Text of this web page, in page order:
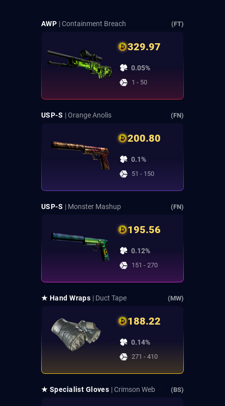
AWP | Containment Breach (FT)
329.97
0.05%
1 - 50
USP-S | Orange Anolis (FN)
200.80
0.1%
51 - 150
USP-S | Monster Mashup (FN)
195.56
0.12%
151 - 270
★ Hand Wraps | Duct Tape (MW)
188.22
0.14%
271 - 410
★ Specialist Gloves | Crimson Web (BS)